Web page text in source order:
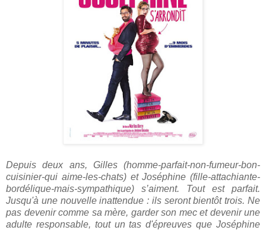
Depuis deux ans, Gilles (homme-parfait-non-fumeur-bon-
cuisinier-qui aime-les-chats) et Joséphine (fille-attachiante-
bordélique-mais-sympathique) s’aiment. Tout est parfait.
Jusqu'à une nouvelle inattendue : ils seront bientôt trois. Ne
pas devenir comme sa mère, garder son mec et devenir une
adulte responsable, tout un tas d'épreuves que Joséphine